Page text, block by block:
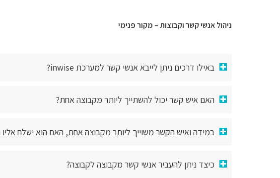
ניהול אנשי קשר וקבוצות – מקור פנימי
באילו דרכים ניתן לייבא אנשי קשר למערכת inwise?
האם איש קשר יכול להשתייך ליותר מקבוצה אחת?
במידה ואיש הקשר משוייך ליותר מקבוצה אחת, האם הוא ישלח אליו
כיצד ניתן להעביר אנשי קשר מקבוצה לקבוצה?